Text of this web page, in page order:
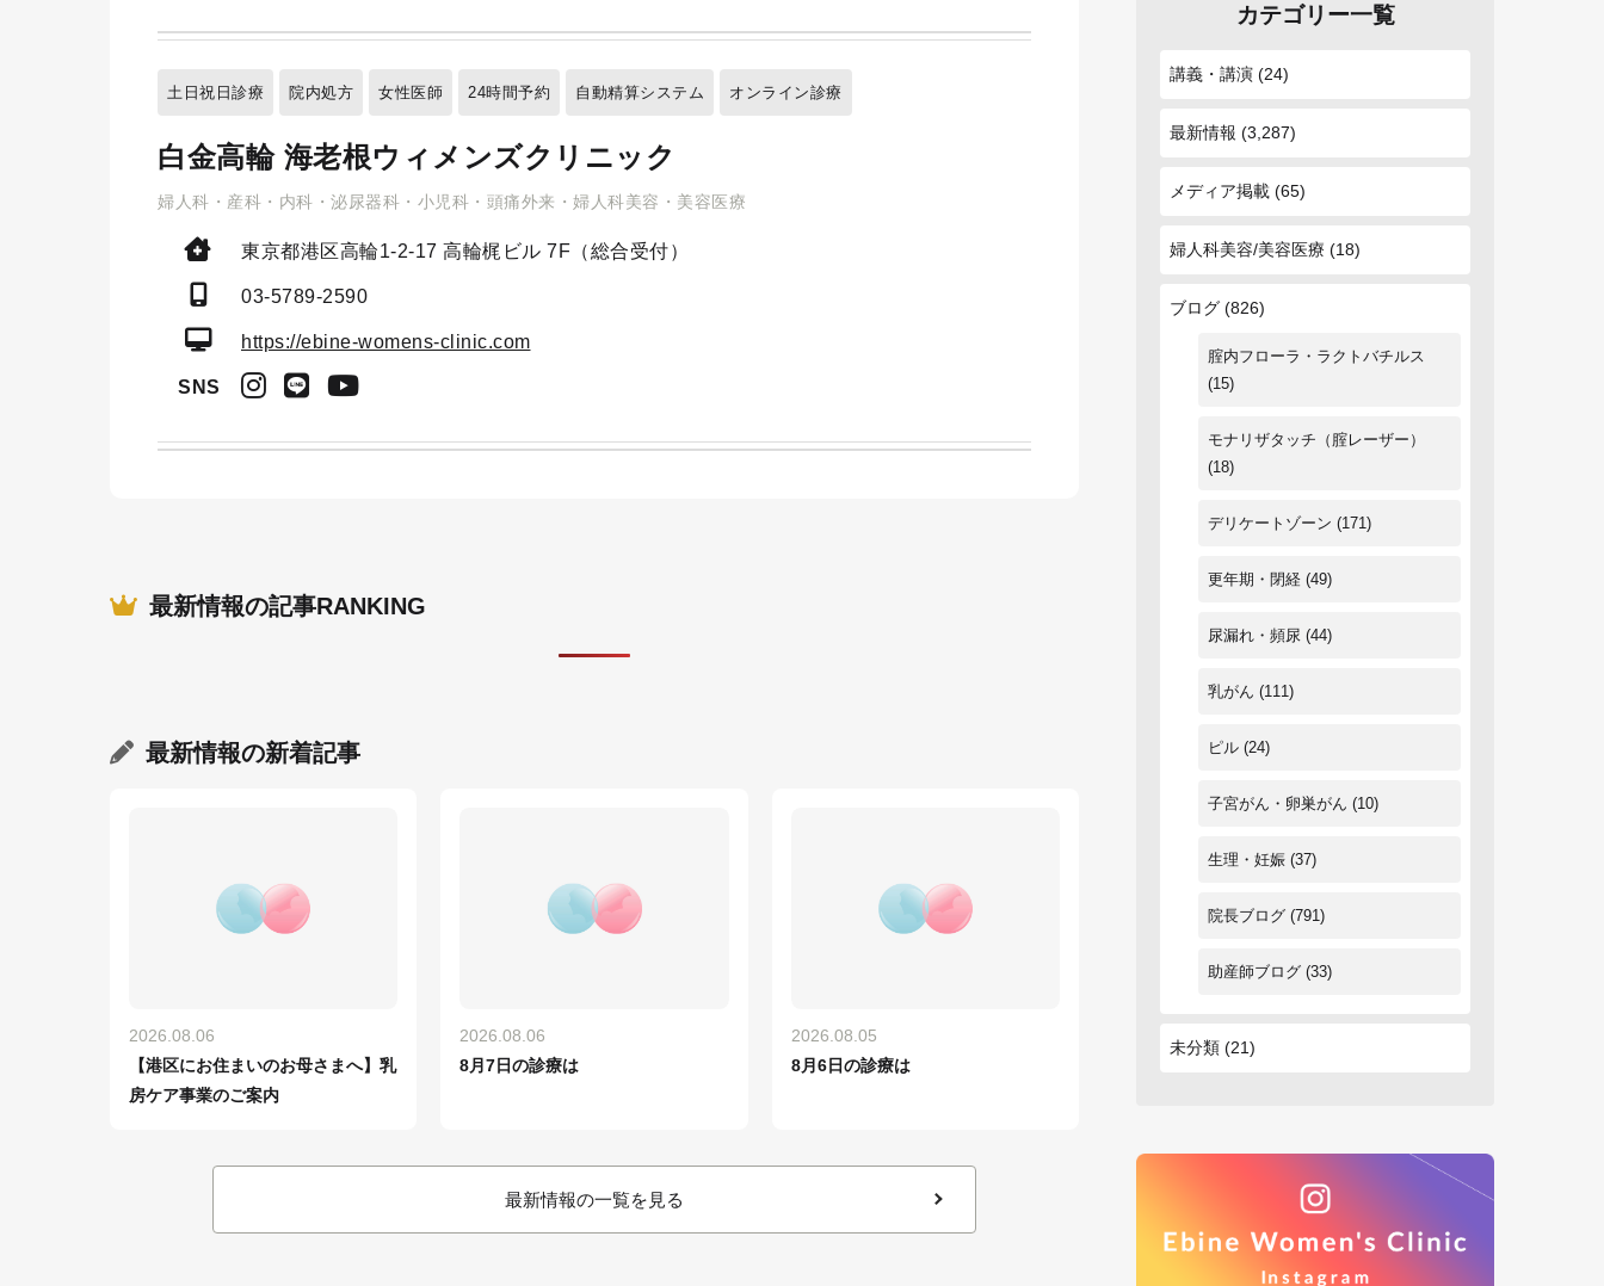
土日祝日診療 院内処方 女性医師 24時間予約 自動精算システム オンライン診療
白金高輪 海老根ウィメンズクリニック
婦人科・産科・内科・泌尿器科・小児科・頭痛外来・婦人科美容・美容医療
東京都港区高輪1-2-17 高輪梶ビル 7F（総合受付）
03-5789-2590
https://ebine-womens-clinic.com
SNS
最新情報の記事RANKING
最新情報の新着記事
2026.08.06
【港区にお住まいのお母さまへ】乳
房ケア事業のご案内
2026.08.06
8月7日の診療は
2026.08.05
8月6日の診療は
最新情報の一覧を見る
カテゴリー一覧
講義・講演 (24)
最新情報 (3,287)
メディア掲載 (65)
婦人科美容/美容医療 (18)
ブログ (826)
腟内フローラ・ラクトバチルス
(15)
モナリザタッチ（腟レーザー）
(18)
デリケートゾーン (171)
更年期・閉経 (49)
尿漏れ・頻尿 (44)
乳がん (111)
ピル (24)
子宮がん・卵巣がん (10)
生理・妊娠 (37)
院長ブログ (791)
助産師ブログ (33)
未分類 (21)